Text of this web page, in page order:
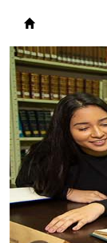
Biblioteca